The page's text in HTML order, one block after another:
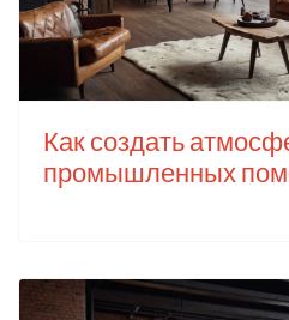
Как создать
промышленных